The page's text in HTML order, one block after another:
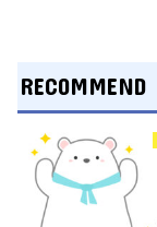
RECOMMEND